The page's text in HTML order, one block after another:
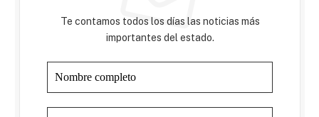
Te contamos todos los días las noticias más
importantes del estado.